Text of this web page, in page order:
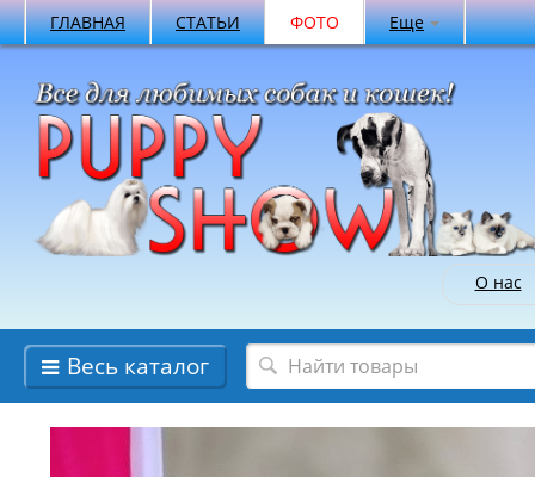
ГЛАВНАЯ СТАТЬИ ФОТО Еще
О нас
Весь каталог